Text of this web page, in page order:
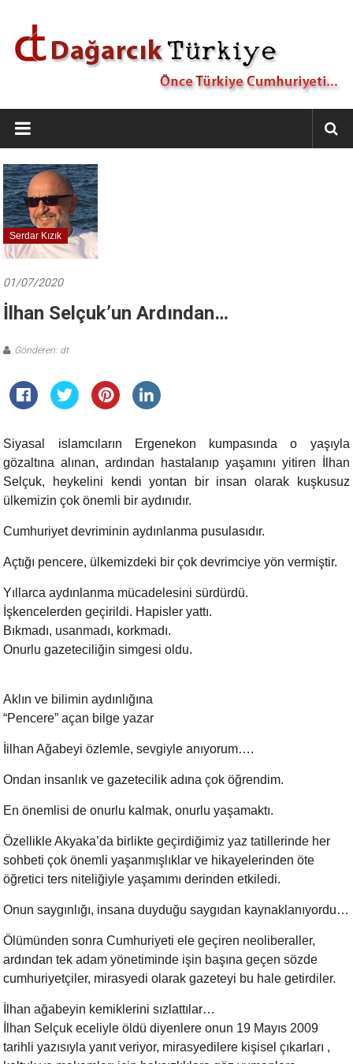
Dağarcık
Türkiye
Önce
Türkiye
Cumhuriyeti…
Serdar Kızık
01/07/2020
İlhan Selçuk’un Ardından…
Gönderen: dt
Siyasal islamcıların Ergenekon kumpasında o yaşıyla
gözaltına alınan, ardından hastalanıp yaşamını yitiren İlhan
Selçuk, heykelini kendi yontan bir insan olarak kuşkusuz
ülkemizin çok önemli bir aydınıdır.
Cumhuriyet devriminin aydınlanma pusulasıdır.
Açtığı pencere, ülkemizdeki bir çok devrimciye yön vermiştir.
Yıllarca aydınlanma mücadelesini sürdürdü.
İşkencelerden geçirildi. Hapisler yattı.
Bıkmadı, usanmadı, korkmadı.
Onurlu gazeteciliğin simgesi oldu.
Aklın ve bilimin aydınlığına
“Pencere” açan bilge yazar
İilhan Ağabeyi özlemle, sevgiyle anıyorum….
Ondan insanlık ve gazetecilik adına çok öğrendim.
En önemlisi de onurlu kalmak, onurlu yaşamaktı.
Özellikle Akyaka’da birlikte geçirdiğimiz yaz tatillerinde her
sohbeti çok önemli yaşanmışlıklar ve hikayelerinden öte
öğretici ters niteliğiyle yaşamımı derinden etkiledi.
Onun saygınlığı, insana duyduğu saygıdan kaynaklanıyordu…
Ölümünden sonra Cumhuriyeti ele geçiren neoliberaller,
ardından tek adam yönetiminde işin başına geçen sözde
cumhuriyetçiler, mirasyedi olarak gazeteyi bu hale getirdiler.
İlhan ağabeyin kemiklerini sızlattılar…
İlhan Selçuk eceliyle öldü diyenlere onun 19 Mayıs 2009
tarihli yazısıyla yanıt veriyor, mirasyedilere kişisel çıkarları ,